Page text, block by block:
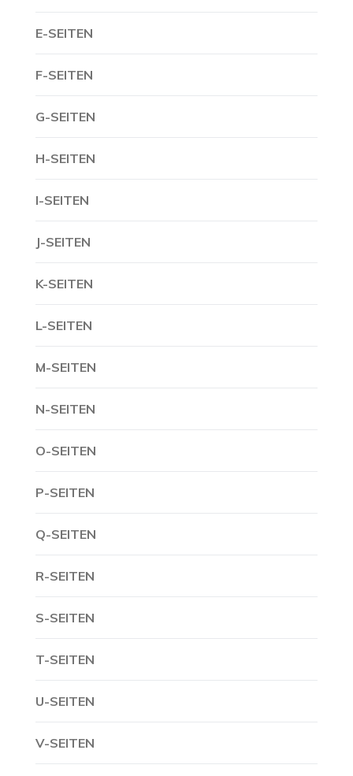
E-SEITEN
F-SEITEN
G-SEITEN
H-SEITEN
I-SEITEN
J-SEITEN
K-SEITEN
L-SEITEN
M-SEITEN
N-SEITEN
O-SEITEN
P-SEITEN
Q-SEITEN
R-SEITEN
S-SEITEN
T-SEITEN
U-SEITEN
V-SEITEN